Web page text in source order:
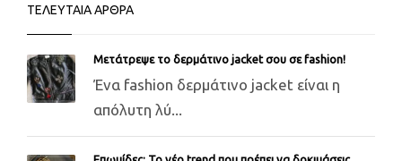
ΤΕΛΕΥΤΑΙΑ ΑΡΘΡΑ
Μετάτρεψε το δερμάτινο jacket σου σε fashion!
Ένα fashion δερμάτινο jacket είναι η
απόλυτη λύ...